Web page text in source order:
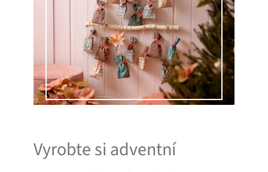
Vyrobte si adventní